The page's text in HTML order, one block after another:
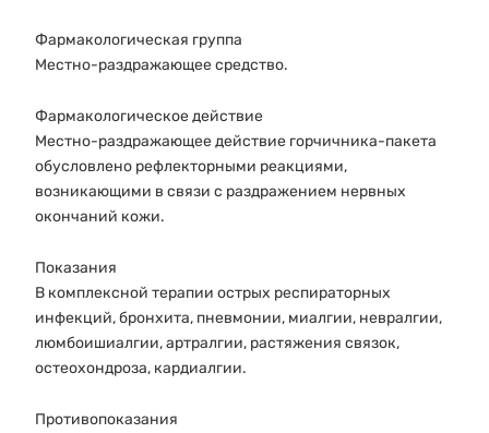
Фармакологическая группа
Местно-раздражающее средство.
Фармакологическое действие
Местно-раздражающее действие горчичника-пакета
обусловлено рефлекторными реакциями,
возникающими в связи с раздражением нервных
окончаний кожи.
Показания
В комплексной терапии острых респираторных
инфекций, бронхита, пневмонии, миалгии, невралгии,
люмбоишиалгии, артралгии, растяжения связок,
остеохондроза, кардиалгии.
Противопоказания